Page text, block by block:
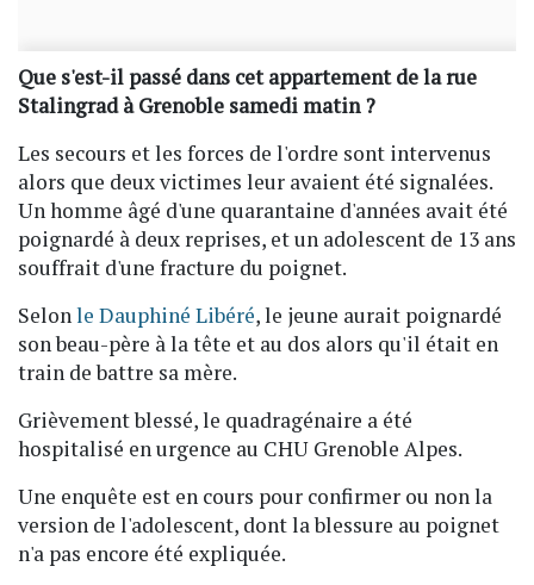
Que s'est-il passé dans cet appartement de la rue
Stalingrad à Grenoble samedi matin ?
Les secours et les forces de l'ordre sont intervenus
alors que deux victimes leur avaient été signalées.
Un homme âgé d'une quarantaine d'années avait été
poignardé à deux reprises, et un adolescent de 13 ans
souffrait d'une fracture du poignet.
Selonle Dauphiné Libéré, le jeune aurait poignardé
son beau-père à la tête et au dos alors qu'il était en
train de battre sa mère.
Grièvement blessé, le quadragénaire a été
hospitalisé en urgence au CHU Grenoble Alpes.
Une enquête est en cours pour confirmer ou non la
version de l'adolescent, dont la blessure au poignet
n'a pas encore été expliquée.